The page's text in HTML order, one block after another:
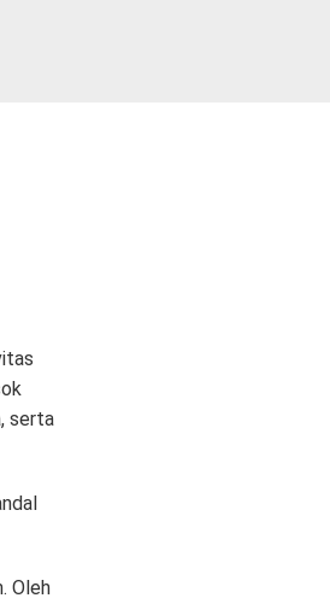
serta
. Oleh